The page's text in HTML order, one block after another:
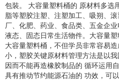
包裝。 大容量塑料桶的 原材料多选
脂等塑胶注塑、注塑加工、吸朔、
厂、化肥、药业、食品类、五金企
液态、固态日常生活物件。大容量
大容量塑料桶，不但学员非常容易
小，塑胶关键原材料管理方法是以
因而不能再造橡胶制品的 循环运用
具有推动节约能源石油的 功效，可